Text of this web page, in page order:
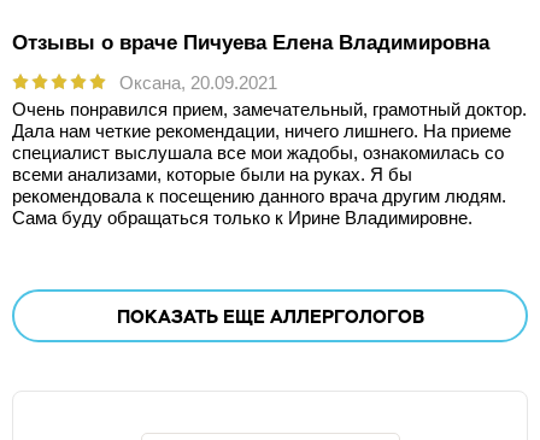
Отзывы о враче Пичуева Елена Владимировна
Оксана, 20.09.2021
Очень понравился прием, замечательный, грамотный доктор.
Дала нам четкие рекомендации, ничего лишнего. На приеме
специалист выслушала все мои жадобы, ознакомилась со
всеми анализами, которые были на руках. Я бы
рекомендовала к посещению данного врача другим людям.
Сама буду обращаться только к Ирине Владимировне.
ПОКАЗАТЬ ЕЩЕАЛЛЕРГОЛОГОВ